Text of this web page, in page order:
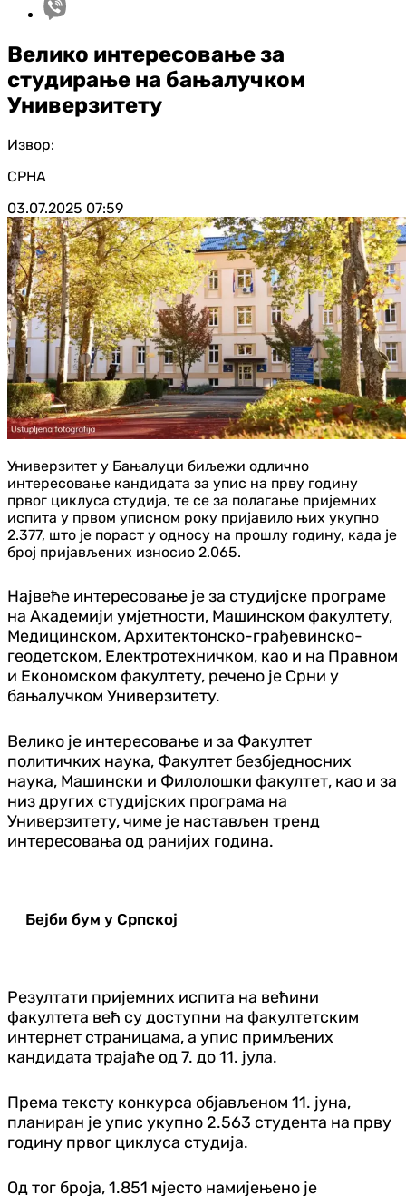
Велико интересовање за
студирање на бањалучком
Универзитету
Извор:
СРНА
03.07.2025 07:59
Универзитет у Бањалуци биљежи одлично
интересовање кандидата за упис на прву годину
првог циклуса студија, те се за полагање пријемних
испита у првом уписном року пријавило њих укупно
2.377, што је пораст у односу на прошлу годину, када је
број пријављених износио 2.065.
Највеће интересовање је за студијске програме
на Академији умјетности, Машинском факултету,
Медицинском, Архитектонско-грађевинско-
геодетском, Електротехничком, као и на Правном
и Економском факултету, речено је Срни у
бањалучком Универзитету.
Велико је интересовање и за Факултет
политичких наука, Факултет безбједносних
наука, Машински и Филолошки факултет, као и за
низ других студијских програма на
Универзитету, чиме је настављен тренд
интересовања од ранијих година.
Бејби бум у Српској
Резултати пријемних испита на већини
факултета већ су доступни на факултетским
интернет страницама, а упис примљених
кандидата трајаће од 7. до 11. јула.
Према тексту конкурса објављеном 11. јуна,
планиран је упис укупно 2.563 студента на прву
годину првог циклуса студија.
Од тог броја, 1.851 мјесто намијењено је